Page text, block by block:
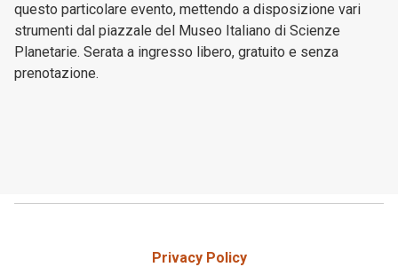
questo particolare evento, mettendo a disposizione vari
strumenti dal piazzale del Museo Italiano di Scienze
Planetarie. Serata a ingresso libero, gratuito e senza
prenotazione.
Privacy Policy